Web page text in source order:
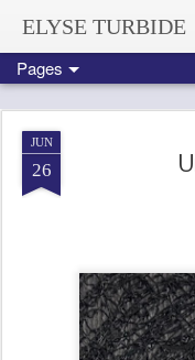
ELYSE TURBIDE
Pages
JUN
26